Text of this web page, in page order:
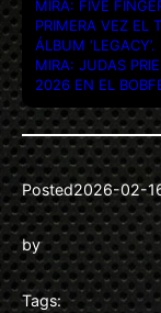
MIRA: FIVE
PRIMERA VEZ EL
ÁLBUM ‘LEGACY’.
MIRA: JUDAS
2026 EN EL
Posted2026-02-
by
Tags: